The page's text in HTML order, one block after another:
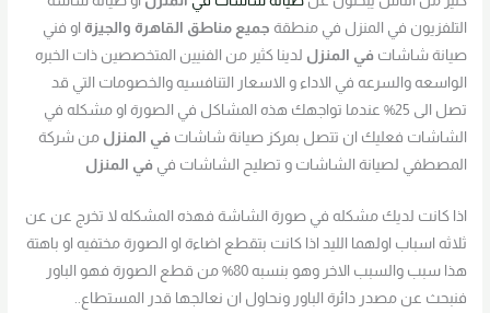
التلفزيون في المنزل في منطقة جميع مناطق القاهرة والجيزة او فني
صيانة شاشاتفي المنزل لدينا كثير من الفنيين المتخصصين ذات الخبره
الواسعه والسرعه في الاداء و الاسعار التنافسيه والخصومات التي قد
تصل الى 25% عندما تواجهك هذه المشاكل في الصورة او مشكله في
الشاشات فعليك ان تتصل بمركز صيانة شاشاتفي المنزلمن شركة
المصطفي لصيانة الشاشات و تصليح الشاشات فيفي المنزل
اذا كانت لديك مشكله في صورة الشاشة فهذه المشكله لا تخرج عن عن
ثلاثه اسباب اولهما الليد اذا كانت بتقطع اضاءة او الصورة مختفيه او باهتة
هذا سبب والسبب الاخر وهو بنسبه 80% من قطع الصورة فهو الباور
فنبحث عن مصدر دائرة الباور ونحاول ان نعالجها قدر المستطاع..